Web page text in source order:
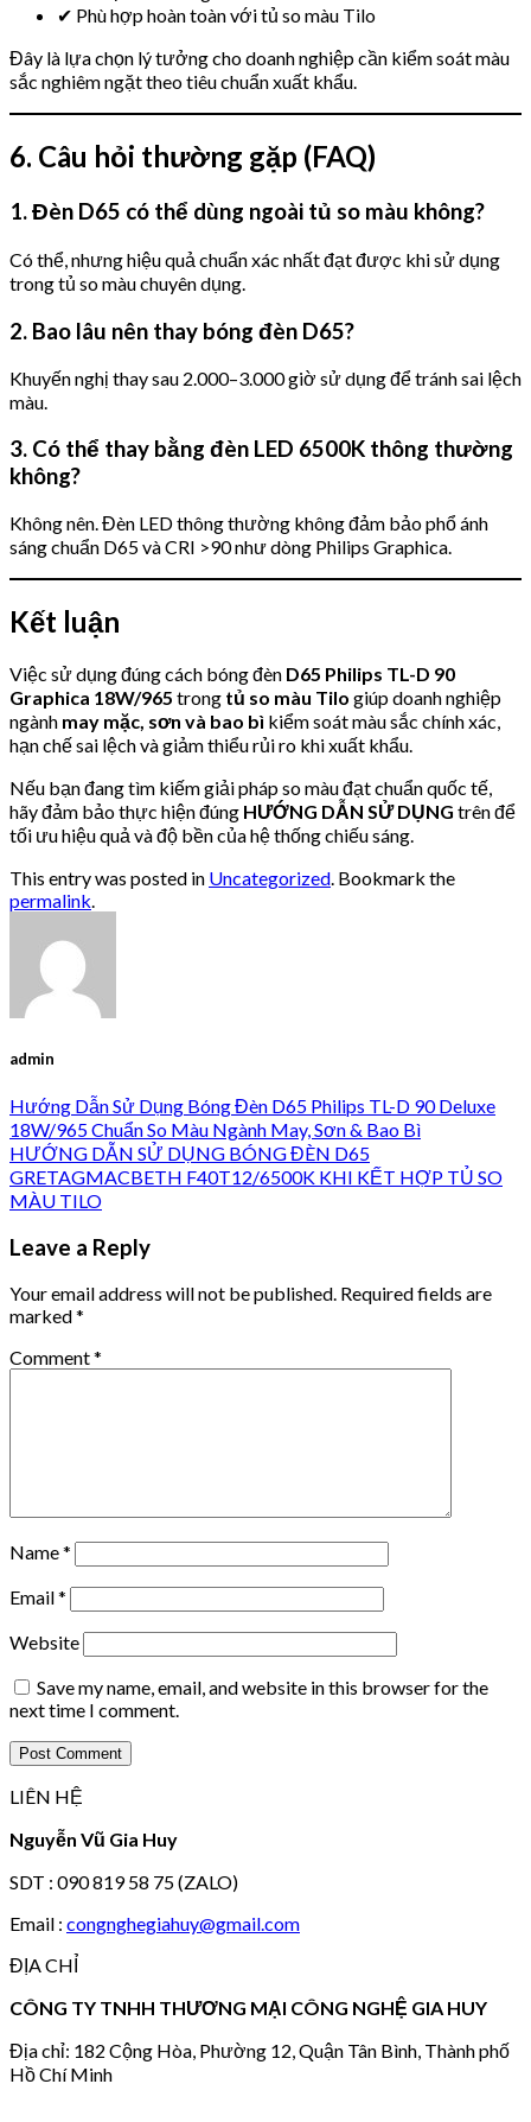
✔ Phù hợp hoàn toàn với tủ so màu Tilo
Đây là lựa chọn lý tưởng cho doanh nghiệp cần kiểm soát màu
sắc nghiêm ngặt theo tiêu chuẩn xuất khẩu.
6. Câu hỏi thường gặp (FAQ)
1. Đèn D65 có thể dùng ngoài tủ so màu không?
Có thể, nhưng hiệu quả chuẩn xác nhất đạt được khi sử dụng
trong tủ so màu chuyên dụng.
2. Bao lâu nên thay bóng đèn D65?
Khuyến nghị thay sau 2.000–3.000 giờ sử dụng để tránh sai lệch
màu.
3. Có thể thay bằng đèn LED 6500K thông thường
không?
Không nên. Đèn LED thông thường không đảm bảo phổ ánh
sáng chuẩn D65 và CRI >90 như dòng Philips Graphica.
Kết luận
Việc sử dụng đúng cách bóng đèn D65 Philips TL-D 90
Graphica 18W/965 trong tủ so màu Tilo giúp doanh nghiệp
ngành may mặc, sơn và bao bì kiểm soát màu sắc chính xác,
hạn chế sai lệch và giảm thiểu rủi ro khi xuất khẩu.
Nếu bạn đang tìm kiếm giải pháp so màu đạt chuẩn quốc tế,
hãy đảm bảo thực hiện đúng HƯỚNG DẪN SỬ DỤNG trên để
tối ưu hiệu quả và độ bền của hệ thống chiếu sáng.
This entry was posted in Uncategorized. Bookmark the
permalink.
admin
Hướng Dẫn Sử Dụng Bóng Đèn D65 Philips TL-D 90 Deluxe
18W/965 Chuẩn So Màu Ngành May, Sơn & Bao Bì
HƯỚNG DẪN SỬ DỤNG BÓNG ĐÈN D65
GRETAGMACBETH F40T12/6500K KHI KẾT HỢP TỦ SO
MÀU TILO
Leave a Reply
Your email address will not be published. Required fields are
marked*
Comment*
Name*
Email*
Website
Save my name, email, and website in this browser for the
next time I comment.
LIÊN HỆ
Nguyễn Vũ Gia Huy
SDT : 090 819 58 75 (ZALO)
Email : congnghegiahuy@gmail.com
ĐỊA CHỈ
CÔNG TY TNHH THƯƠNG MẠI CÔNG NGHỆ GIA HUY
Địa chỉ: 182 Cộng Hòa, Phường 12, Quận Tân Bình, Thành phố
Hồ Chí Minh